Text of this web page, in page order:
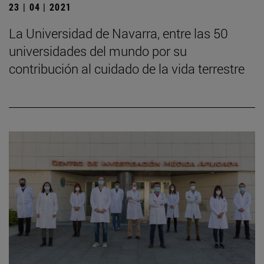
23 | 04 | 2021
La Universidad de Navarra, entre las 50
universidades del mundo por su
contribución al cuidado de la vida terrestre